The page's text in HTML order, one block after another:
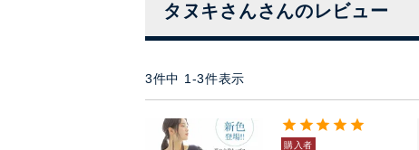
タヌキさんさんのレビュー
3件中 1 -3件表示
購入者